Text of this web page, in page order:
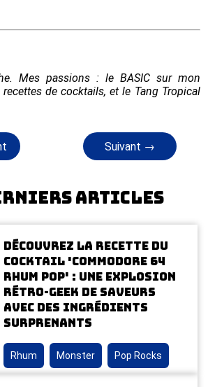
Mes passions : le BASIC sur mon
de cocktails, et le Tang Tropical
Suivant →
articles
Découvrez la recette du
cocktail 'Commodore 64
Rhum Pop' : une explosion
rétro-geek de saveurs
avec des ingrédients
surprenants
Rhum Monster Pop Rocks